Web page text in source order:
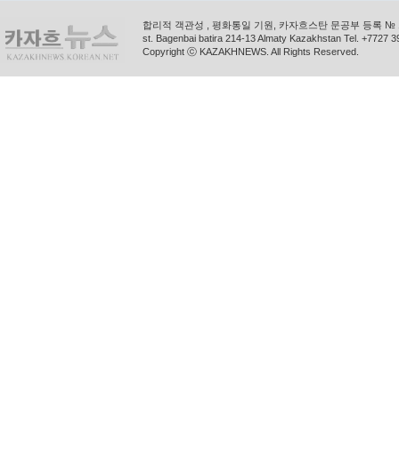
합리적 객관성 , 평화통일 기원, 카자흐스탄 문공부 등록
st. Bagenbai batira 214-13 Almaty Kazakhstan Tel. +7727
Copyright ⓒ KAZAKHNEWS. All Rights Reserved.